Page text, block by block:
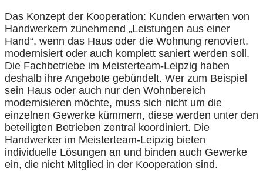
Das Konzept der Kooperation: Kunden erwarten von
Handwerkern zunehmend „Leistungen aus einer
Hand“, wenn das Haus oder die Wohnung renoviert,
modernisiert oder auch komplett saniert werden soll.
Die Fachbetriebe im Meisterteam-Leipzig haben
deshalb ihre Angebote gebündelt. Wer zum Beispiel
sein Haus oder auch nur den Wohnbereich
modernisieren möchte, muss sich nicht um die
einzelnen Gewerke kümmern, diese werden unter den
beteiligten Betrieben zentral koordiniert. Die
Handwerker im Meisterteam-Leipzig bieten
individuelle Lösungen an und binden auch Gewerke
ein, die nicht Mitglied in der Kooperation sind.